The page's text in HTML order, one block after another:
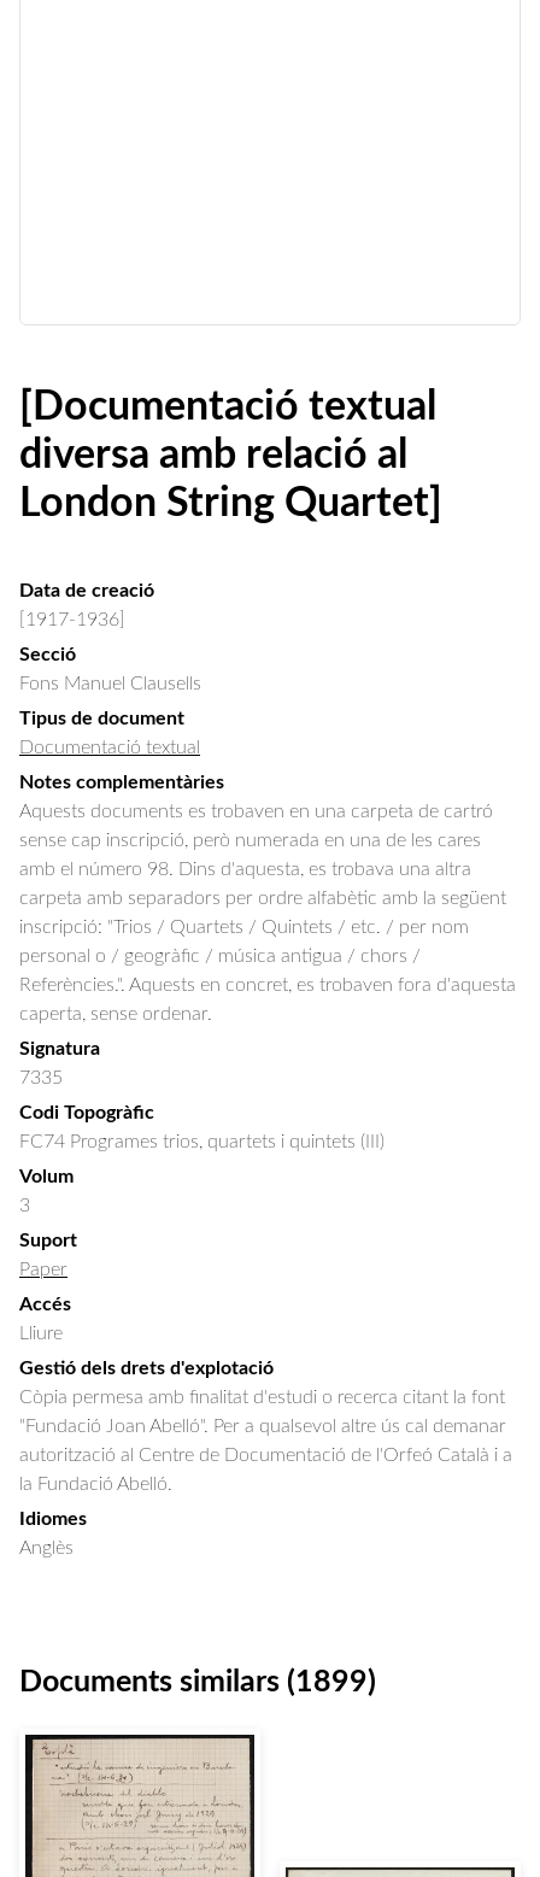
[Documentació textual
diversa amb relació al
London String Quartet]
Data de creació
[1917-1936]
Secció
Fons Manuel Clausells
Tipus de document
Documentació textual
Notes complementàries
Aquests documents es trobaven en una carpeta de cartró
sense cap inscripció, però numerada en una de les cares
amb el número 98. Dins d'aquesta, es trobava una altra
carpeta amb separadors per ordre alfabètic amb la següent
inscripció: "Trios / Quartets / Quintets / etc. / per nom
personal o / geogràfic / música antigua / chors /
Referències.". Aquests en concret, es trobaven fora d'aquesta
caperta, sense ordenar.
Signatura
7335
Codi Topogràfic
FC74 Programes trios, quartets i quintets (III)
Volum
3
Suport
Paper
Accés
Lliure
Gestió dels drets d'explotació
Còpia permesa amb finalitat d'estudi o recerca citant la font
"Fundació Joan Abelló". Per a qualsevol altre ús cal demanar
autorització al Centre de Documentació de l'Orfeó Català i a
la Fundació Abelló.
Idiomes
Anglès
Documents similars (1899)